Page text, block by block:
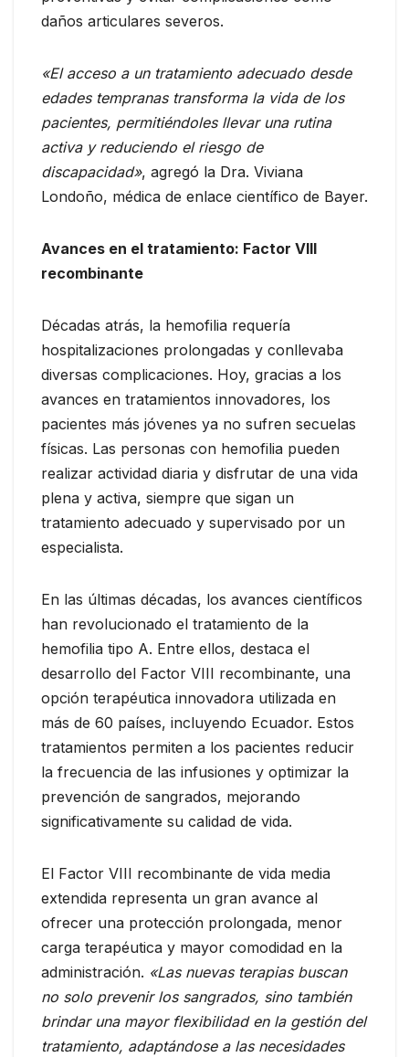
daños articulares severos.
«El acceso a un tratamiento adecuado desde
edades tempranas transforma la vida de los
pacientes, permitiéndoles llevar una rutina
activa y reduciendo el riesgo de
discapacidad», agregó la Dra. Viviana
Londoño, médica de enlace científico de Bayer.
Avances en el tratamiento: Factor VIII
recombinante
Décadas atrás, la hemofilia requería
hospitalizaciones prolongadas y conllevaba
diversas complicaciones. Hoy, gracias a los
avances en tratamientos innovadores, los
pacientes más jóvenes ya no sufren secuelas
físicas. Las personas con hemofilia pueden
realizar actividad diaria y disfrutar de una vida
plena y activa, siempre que sigan un
tratamiento adecuado y supervisado por un
especialista.
En las últimas décadas, los avances científicos
han revolucionado el tratamiento de la
hemofilia tipo A. Entre ellos, destaca el
desarrollo del Factor VIII recombinante, una
opción terapéutica innovadora utilizada en
más de 60 países, incluyendo Ecuador. Estos
tratamientos permiten a los pacientes reducir
la frecuencia de las infusiones y optimizar la
prevención de sangrados, mejorando
significativamente su calidad de vida.
El Factor VIII recombinante de vida media
extendida representa un gran avance al
ofrecer una protección prolongada, menor
carga terapéutica y mayor comodidad en la
administración. «Las nuevas terapias buscan
no solo prevenir los sangrados, sino también
brindar una mayor flexibilidad en la gestión del
tratamiento, adaptándose a las necesidades